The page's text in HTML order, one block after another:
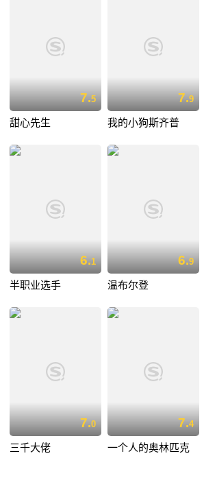
7.5
甜心先生
7.9
我的小狗斯齐普
6.1
半职业选手
6.9
温布尔登
7.0
三千大佬
7.4
一个人的奥林匹克